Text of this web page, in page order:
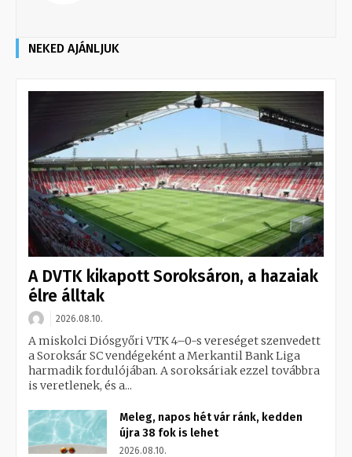
NEKED AJÁNLJUK
A DVTK kikapott Soroksáron, a hazaiak
élre álltak
2026.08.10.
A miskolci Diósgyőri VTK 4–0-s vereséget szenvedett
a Soroksár SC vendégeként a Merkantil Bank Liga
harmadik fordulójában. A soroksáriak ezzel továbbra
is veretlenek, és a...
Meleg, napos hét vár ránk, kedden
újra 38 fok is lehet
2026.08.10.